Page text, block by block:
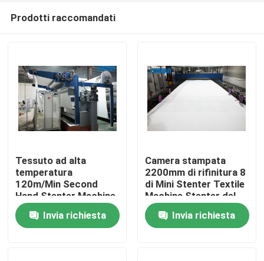
Casa
Chi siamo
Contatti
Prodotti raccomandati
Tessuto ad alta
temperatura
120m/Min Second
Hand Stenter Machine
per i tessuti del vello
Invia richiesta
Camera stampata
2200mm di rifinitura 8
di Mini Stenter Textile
Machine Stenter del
tessuto
Invia richiesta